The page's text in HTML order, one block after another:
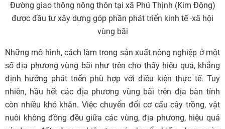
Đường giao thông nông thôn tại xã Phú Thịnh (Kim Động)
được đầu tư xây dựng góp phần phát triển kinh tế -xã hội
vùng bãi
Những mô hình, cách làm trong sản xuất nông nghiệp ở một
số địa phương vùng bãi như trên cho thấy hiệu quả, khẳng
định hướng phát triển phù hợp với điều kiện thực tế. Tuy
nhiên, hầu hết các địa phương vùng bãi trên địa bàn tỉnh
còn nhiều khó khăn. Việc chuyển đổi cơ cấu cây trồng, vật
nuôi không đồng đều giữa các vùng, địa phương, hiệu quả